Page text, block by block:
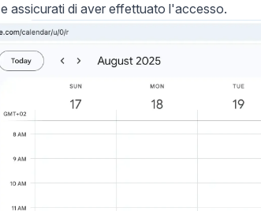
e assicurati di aver effettuato l'accesso.